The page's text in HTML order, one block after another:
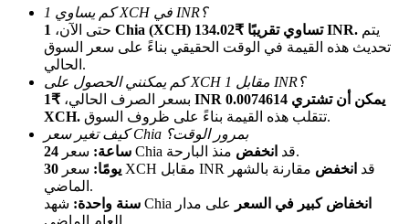
شركاء Bitrue
كم يساوي 1 XCH في INR؟
حتى الآن،
1 Chia (XCH) تساوي تقريبًا ₹134.02 INR.
تحديث هذه القيمة في الوقت الحقيقي بناءً على سعر السوق
الحالي.
كم يمكنني الحصول على XCH مقابل 1 INR؟
بسعر الصرف الحالي،
₹1 INR يمكن أن تشتري 0.0074614
XCH.
تتقلب هذه القيمة بناءً على ظروف السوق.
كيف تغير سعر Chia بمرور الوقت؟
24 ساعة:
سعر Chia قد انخفض
منذ البارحة.
30 يومًا:
سعر XCH مقابل INR قد انخفض مقارنة بالشهر
الماضي.
سنة واحدة: شهد Chia انخفاض كبير في السعر
على مدار
العام الماضي.